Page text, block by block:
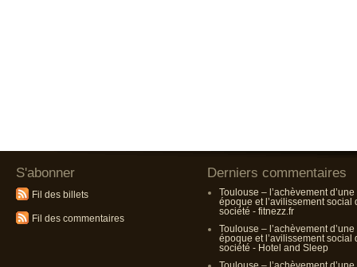
S'abonner
Fil des billets
Fil des commentaires
Derniers commentaires
Toulouse – l’achèvement d’une
époque et l’avilissement social
société - fitnezz.fr
Toulouse – l’achèvement d’une
époque et l’avilissement social
société - Hotel and Sleep